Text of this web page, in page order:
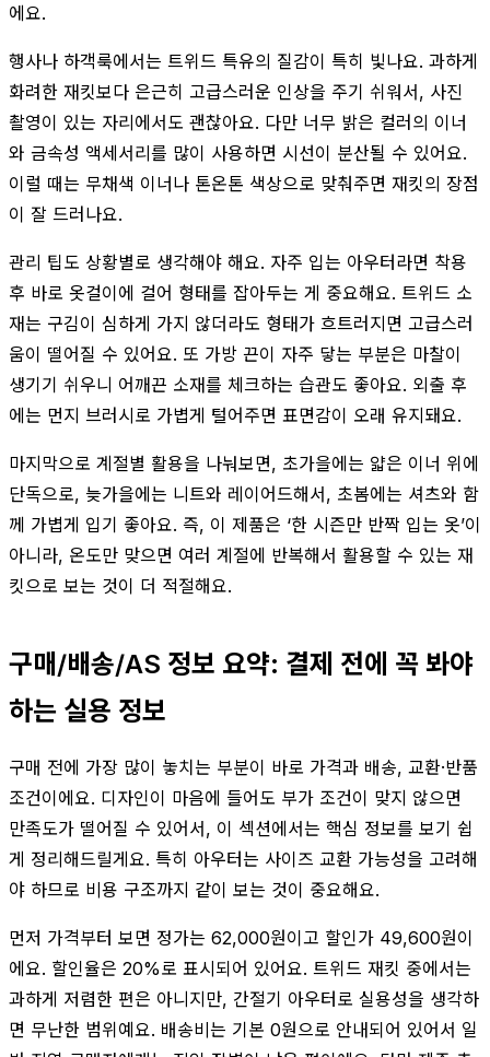
에요.
행사나 하객룩에서는 트위드 특유의 질감이 특히 빛나요. 과하게
화려한 재킷보다 은근히 고급스러운 인상을 주기 쉬워서, 사진
촬영이 있는 자리에서도 괜찮아요. 다만 너무 밝은 컬러의 이너
와 금속성 액세서리를 많이 사용하면 시선이 분산될 수 있어요.
이럴 때는 무채색 이너나 톤온톤 색상으로 맞춰주면 재킷의 장점
이 잘 드러나요.
관리 팁도 상황별로 생각해야 해요. 자주 입는 아우터라면 착용
후 바로 옷걸이에 걸어 형태를 잡아두는 게 중요해요. 트위드 소
재는 구김이 심하게 가지 않더라도 형태가 흐트러지면 고급스러
움이 떨어질 수 있어요. 또 가방 끈이 자주 닿는 부분은 마찰이
생기기 쉬우니 어깨끈 소재를 체크하는 습관도 좋아요. 외출 후
에는 먼지 브러시로 가볍게 털어주면 표면감이 오래 유지돼요.
마지막으로 계절별 활용을 나눠보면, 초가을에는 얇은 이너 위에
단독으로, 늦가을에는 니트와 레이어드해서, 초봄에는 셔츠와 함
께 가볍게 입기 좋아요. 즉, 이 제품은 ‘한 시즌만 반짝 입는 옷’이
아니라, 온도만 맞으면 여러 계절에 반복해서 활용할 수 있는 재
킷으로 보는 것이 더 적절해요.
구매/배송/AS 정보 요약: 결제 전에 꼭 봐야
하는 실용 정보
구매 전에 가장 많이 놓치는 부분이 바로 가격과 배송, 교환·반품
조건이에요. 디자인이 마음에 들어도 부가 조건이 맞지 않으면
만족도가 떨어질 수 있어서, 이 섹션에서는 핵심 정보를 보기 쉽
게 정리해드릴게요. 특히 아우터는 사이즈 교환 가능성을 고려해
야 하므로 비용 구조까지 같이 보는 것이 중요해요.
먼저 가격부터 보면 정가는 62,000원이고 할인가 49,600원이
에요. 할인율은 20%로 표시되어 있어요. 트위드 재킷 중에서는
과하게 저렴한 편은 아니지만, 간절기 아우터로 실용성을 생각하
면 무난한 범위예요. 배송비는 기본 0원으로 안내되어 있어서 일